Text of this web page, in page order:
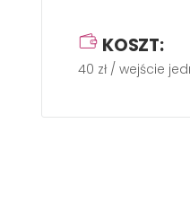
KOSZT:
40 zł / wejście